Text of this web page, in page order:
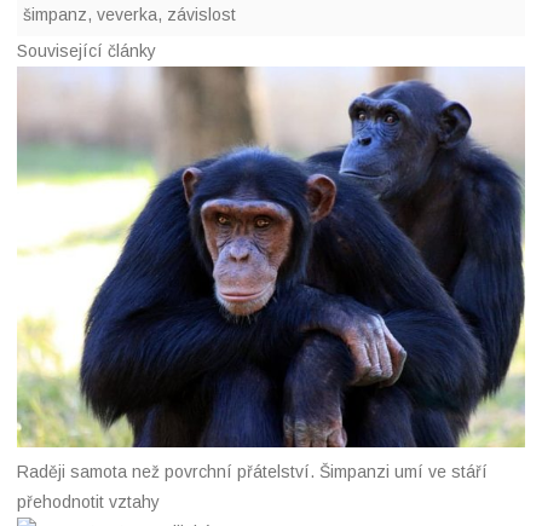
kd
n
šimpanz, veverka, závislost
Související články
Raději samota než povrchní přátelství. Šimpanzi umí ve stáří
přehodnotit vztahy